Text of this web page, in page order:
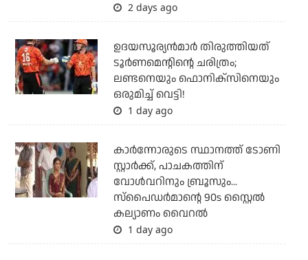
2 days ago
ഉദയസൂര്യന്‍മാര്‍ തിരുത്തിയത്
ടൂര്‍ണമെന്റിന്റെ ചരിത്രം;
ലണ്ടനെയും ഫൊനിക്‌സിനെയും
ഒരുമിച്ച് വെട്ടി!
1 day ago
കാര്‍ന്നോരുടെ സ്ഥാനത്ത് ടോണി
സ്റ്റാര്‍ക്ക്, പാചകത്തിന്
വോള്‍വറിനും ബ്രൂസും...
സ്‌പൈഡര്‍മാന്റെ 90s സ്റ്റൈല്‍
കല്യാണം വൈറല്‍
1 day ago